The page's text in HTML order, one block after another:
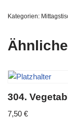
Kategorien:
304.
7,50 €